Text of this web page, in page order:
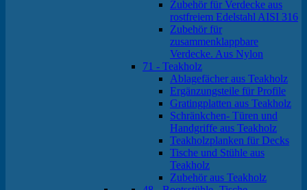
Zubehör für Verdecke aus
rostfreiem Edelstahl AISI 316
Zubehör für
zusammenklappbare
Verdecke. Aus Nylon
71 - Teakholz
Ablagefächer aus Teakholz
Ergänzungsteile für Profile
Gratingplatten aus Teakholz
Schränkchen- Türen und
Handgriffe aus Teakholz
Teakholzplanken für Decks
Tische und Stühle aus
Teakholz
Zubehör aus Teakholz